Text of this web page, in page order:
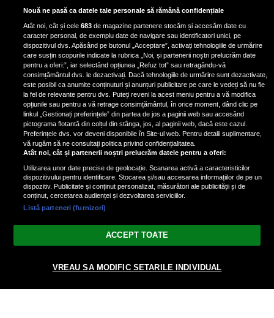
Bruce Dickinson, solistul trupei
Iron Maiden, şi-a arătat talentul
de scrimer la un concurs în Franţa
Nicki Minaj, acuzată de agresiune
de fostul manager: Detalii șocante
din proces
Nicki Minaj le-a lăudat pe...
Vezi varianta Desktop
© 2026 radiodcnews.ro | Toate drepturile rezervate.
Nouă ne pasă ca datele tale personale să rămână confidențiale
Atât noi, cât și cele683 de magazine partenere stocăm și accesăm date cu
caracter personal, de exemplu date de navigare sau identificatori unici, pe
dispozitivul dvs. Apăsând pe butonul „Acceptare”, activați tehnologiile de urmărire
care susțin scopurile indicate la rubrica „Noi, și partenerii noștri prelucrăm date
pentru a oferi:”, iar selectând opțiunea „Refuz tot” sau retragându-vă
consimțământul dvs. le dezactivați. Dacă tehnologiile de urmărire sunt dezactivate,
este posibil ca anumite conținuturi și anunțuri publicitare pe care le vedeți să nu fie
la fel de relevante pentru dvs. Puteți reveni la acest meniu pentru a vă modifica
opțiunile sau pentru a vă retrage consimțământul, în orice moment, dând clic pe
linkul „Gestionați preferințele” din partea de jos a paginii web sau accesând
pictograma flotantă din colțul din stânga, jos, al paginii web, dacă este cazul.
Preferințele dvs. vor deveni disponibile în Site-ul web. Pentru detalii suplimentare,
vă rugăm să ne consultați politica privind confidențialitatea.
Atât noi, cât și partenerii noștri prelucrăm datele pentru a oferi:
Utilizarea unor date precise de geolocație. Scanarea activă a caracteristicilor
dispozitivului pentru identificare. Stocarea și/sau accesarea informațiilor de pe un
dispozitiv. Publicitate și conținut personalizat, măsurători ale publicității și de
conținut, cercetarea audienței și dezvoltarea serviciilor.
Listă parteneri (furnizori)
ACCEPT TOATE
VREAU SA MODIFIC SETARILE INDIVIDUAL